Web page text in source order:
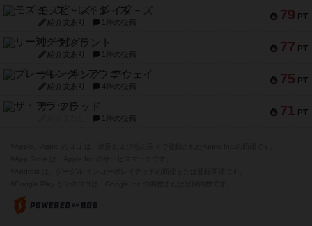
79 PT
モズビ－ズ・レイダ－ズ
紹介文あり 1件の投稿
77 PT
リー対グラント
紹介文あり 1件の投稿
75 PT
ブレーキング・アウェイ
紹介文あり 4件の投稿
71 PT
ザ・フラッド
1件の投稿